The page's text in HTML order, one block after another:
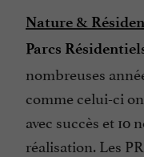
Nature &
Parcs
nombreuses
comme celui-ci
avec succès et 10
réalisation. Les